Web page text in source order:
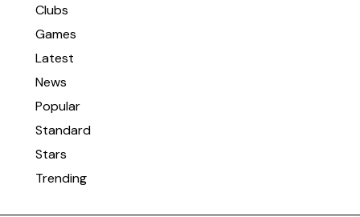
Clubs
Games
Latest
News
Popular
Standard
Stars
Trending